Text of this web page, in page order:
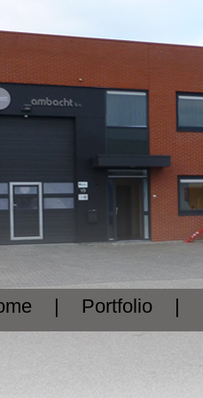
| Portfolio |